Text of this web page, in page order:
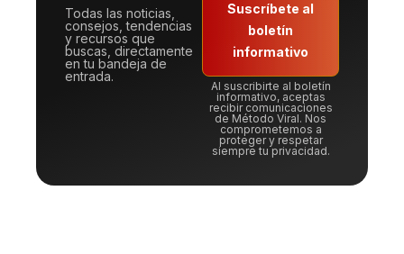
Todas las noticias,
consejos, tendencias
y recursos que
buscas, directamente
en tu bandeja de
entrada.
Suscríbete al
boletín
informativo
Al suscribirte al boletín
informativo, aceptas
recibir comunicaciones
de Método Viral. Nos
comprometemos a
proteger y respetar
siempre tu privacidad.